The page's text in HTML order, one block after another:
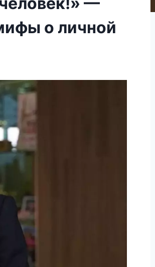
о личной